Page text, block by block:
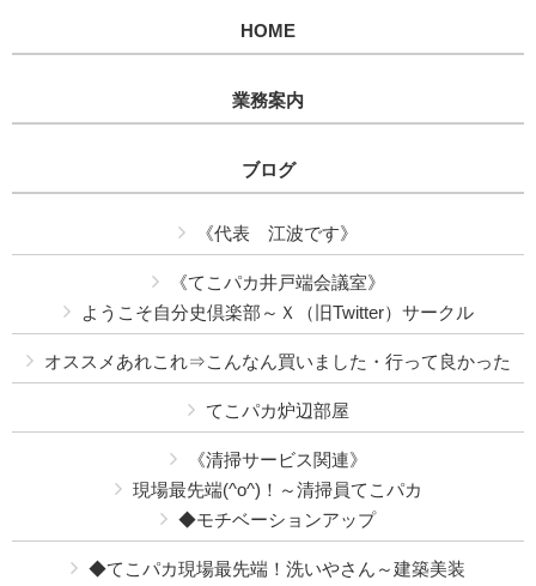
HOME
業務案内
ブログ
《代表 江波です》
《てこパカ井戸端会議室》
ようこそ自分史倶楽部～Ｘ（旧Twitter）サークル
オススメあれこれ⇒こんなん買いました・行って良かった
てこパカ炉辺部屋
《清掃サービス関連》
現場最先端(^o^)！～清掃員てこパカ
◆モチベーションアップ
◆てこパカ現場最先端！洗いやさん～建築美装